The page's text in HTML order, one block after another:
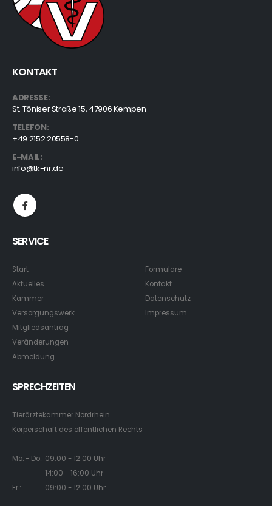
KONTAKT
ADRESSE:
St. Töniser Straße 15, 47906 Kempen
TELEFON:
+49 2152 20558-0
E-MAIL:
info@tk-nr.de
SERVICE
Start
Aktuelles
Kammer
Versorgungswerk
Mitgliedsantrag
Veränderungen
Abmeldung
Formulare
Kontakt
Datenschutz
Impressum
SPRECHZEITEN
Tierärztekammer Nordrhein
Körperschaft des öffentlichen Rechts
Mo. - Do.: 09:00 - 12:00 Uhr
14:00 - 16:00 Uhr
Fr.: 09:00 - 12:00 Uhr